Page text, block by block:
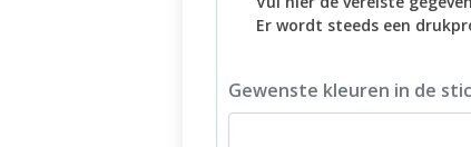
Er wordt steeds een
Gewenste kleuren in de